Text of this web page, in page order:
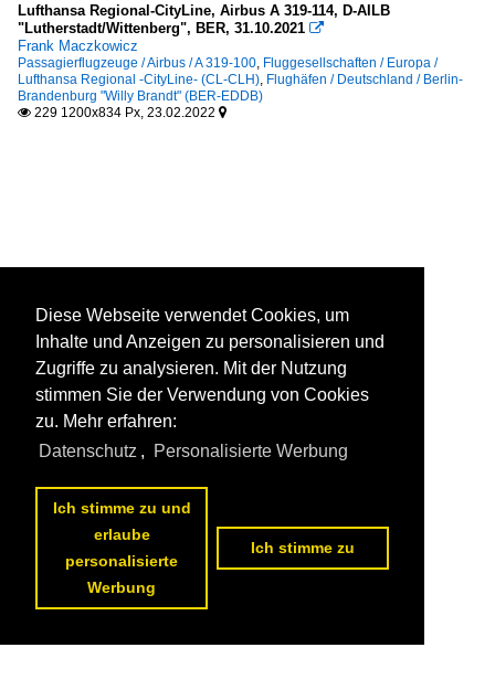
Lufthansa Regional-CityLine, Airbus A 319-114, D-AILB
"Lutherstadt/Wittenberg", BER, 31.10.2021 
Frank Maczkowicz
Passagierflugzeuge / Airbus / A 319-100 Fluggesellschaften / Europa /
Lufthansa Regional -CityLine- (CL-CLH) Flughäfen / Deutschland / Berlin-
Brandenburg "Willy Brandt" (BER-EDDB)
 229 1200x834 Px, 23.02.2022 
Diese Webseite verwendet Cookies, um
Inhalte und Anzeigen zu personalisieren und
Zugriffe zu analysieren. Mit der Nutzung
stimmen Sie der Verwendung von Cookies
zu. Mehr erfahren:
Datenschutz , Personalisierte Werbung
Ich stimme zu und
erlaube
personalisierte
Werbung
Ich stimme zu